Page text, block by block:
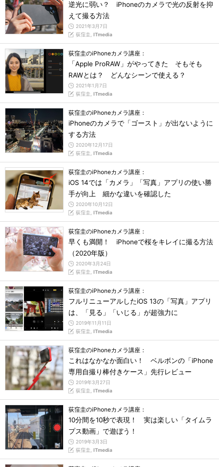
逆光に弱い？ iPhoneのカメラで光の反射を抑
えて撮る方法
2021年3月7日
荻窪圭, ITmedia
荻窪圭のiPhoneカメラ講座：
「Apple ProRAW」がやってきた そもそも
RAWとは？ どんなシーンで使える？
2021年1月7日
荻窪圭, ITmedia
荻窪圭のiPhoneカメラ講座：
iPhoneのカメラで「ゴースト」が出ないように
する方法
2020年12月17日
荻窪圭, ITmedia
荻窪圭のiPhoneカメラ講座：
iOS 14では「カメラ」「写真」アプリの使い勝
手が向上 細かな違いを確認した
2020年10月12日
荻窪圭, ITmedia
荻窪圭のiPhoneカメラ講座：
早くも満開！ iPhoneで桜をキレイに撮る方法
（2020年版）
2020年3月24日
荻窪圭, ITmedia
荻窪圭のiPhoneカメラ講座：
フルリニューアルしたiOS 13の「写真」アプリ
は、「見る」「いじる」が超強力に
2019年11月11日
荻窪圭, ITmedia
荻窪圭のiPhoneカメラ講座：
これはなかなか面白い！ ベルボンの「iPhone
専用自撮り棒付きケース」先行レビュー
2019年3月27日
荻窪圭, ITmedia
荻窪圭のiPhoneカメラ講座：
10分間を10秒で表現！ 実は楽しい「タイムラ
プス動画」で遊ぼう！
2019年3月3日
荻窪圭, ITmedia